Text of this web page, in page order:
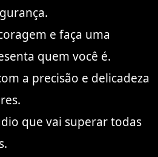
e faça uma
quem você é.
a precisão e delicadeza
que vai superar todas